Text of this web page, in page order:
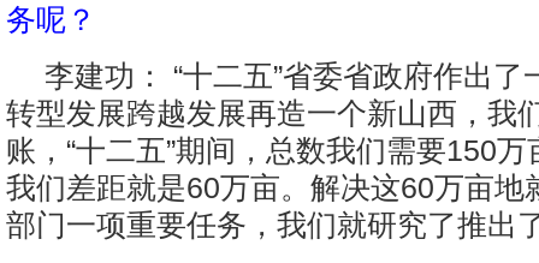
务呢？
李建功： “十二五”省委省政府作出了
转型发展跨越发展再造一个新山西，我
账，“十二五”期间，总数我们需要150
我们差距就是60万亩。解决这60万亩地
部门一项重要任务，我们就研究了推出